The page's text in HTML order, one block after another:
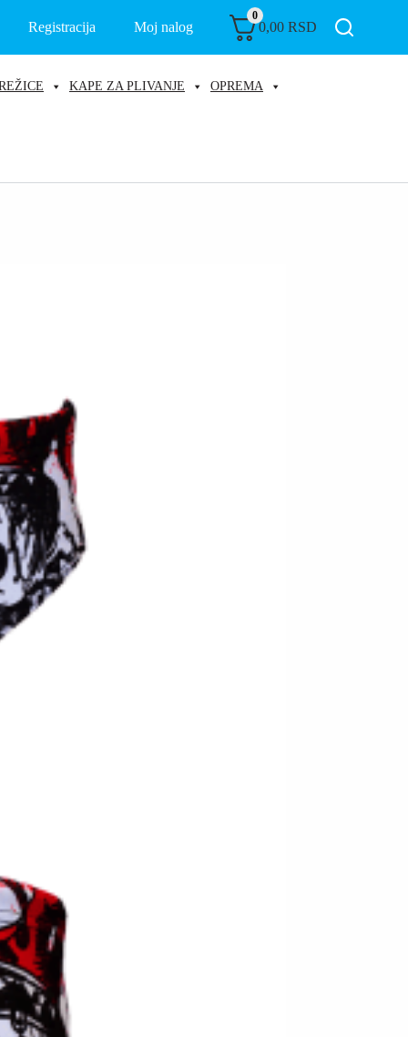
Registracija Moj nalog
0
0,00 RSD
KAPE ZA PLIVANJE OPREMA